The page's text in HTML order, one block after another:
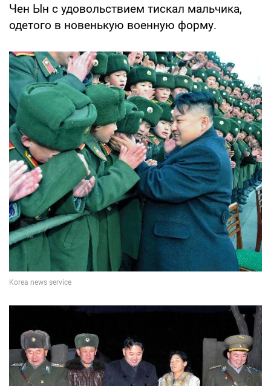
Чен Ын с удовольствием тискал мальчика,
одетого в новенькую военную форму.